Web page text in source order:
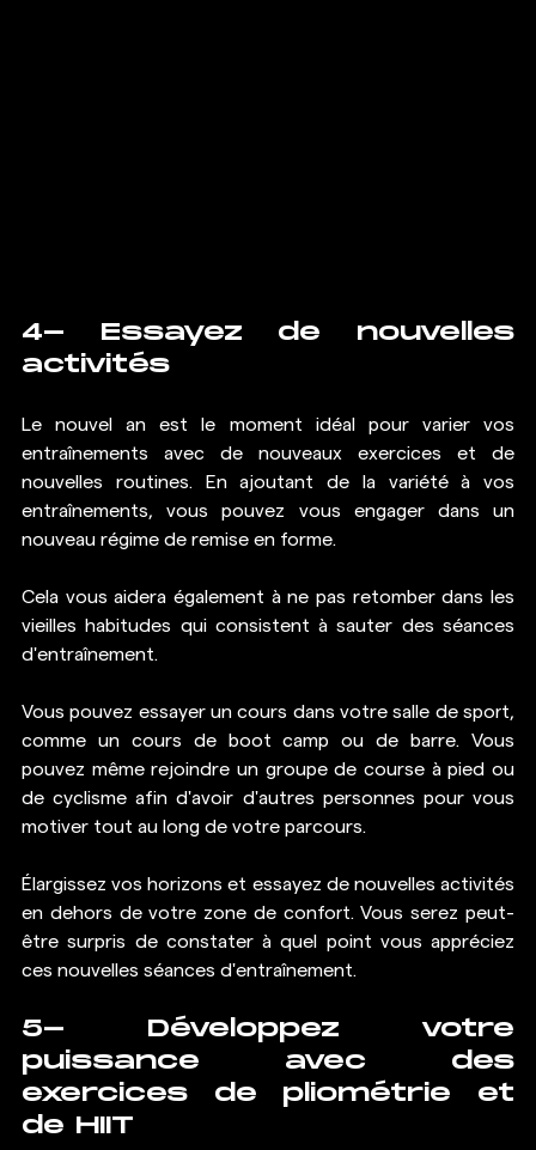
4- Essayez de nouvelles
activités
Le nouvel an est le moment idéal pour varier vos
entraînements avec de nouveaux exercices et de
nouvelles routines. En ajoutant de la variété à vos
entraînements, vous pouvez vous engager dans un
nouveau régime de remise en forme.
Cela vous aidera également à ne pas retomber dans les
vieilles habitudes qui consistent à sauter des séances
d'entraînement.
Vous pouvez essayer un cours dans votre salle de sport,
comme un cours de boot camp ou de barre. Vous
pouvez même rejoindre un groupe de course à pied ou
de cyclisme afin d'avoir d'autres personnes pour vous
motiver tout au long de votre parcours.
Élargissez vos horizons et essayez de nouvelles activités
en dehors de votre zone de confort. Vous serez peut-
être surpris de constater à quel point vous appréciez
ces nouvelles séances d'entraînement.
5- Développez votre
puissance avec des
exercices de pliométrie et
de HIIT